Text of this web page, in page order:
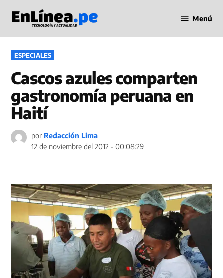
contenido
en Línea
Menú
PUBLICADO
EN
ESPECIALES
Cascos azules comparten
gastronomía peruana en
Haití
por Redacción Lima
12 de noviembre del 2012 - 00:08:29